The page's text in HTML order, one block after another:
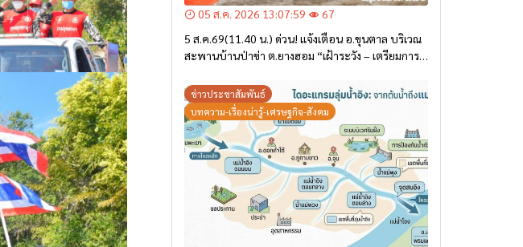
05 ส.ค. 2026 13:07:59
67
5 ส.ค.69(11.40 น.) ด่วน! แจ้งเตือน อ.ขุนตาล บริเวณ
สะพานบ้านป่าข่า ต.ยางฮอม “เฝ้าระวัง – เตรียมการ
ข่าวประชาสัมพันธ์
บทความ-เรื่องน่ารู้-เศรษฐกิจ-สังคม